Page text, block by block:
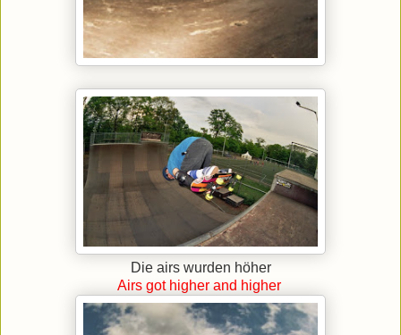
Die airs wurden höher
Airs got higher and higher